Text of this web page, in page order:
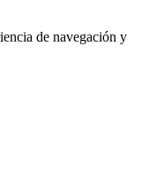
de navegación y